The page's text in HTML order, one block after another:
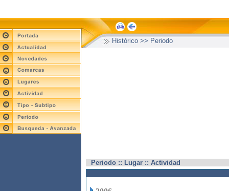
Histórico >> Periodo
Periodo :: Lugar :: Actividad